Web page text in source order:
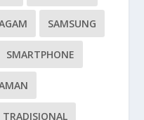
SAMSUNG
SMARTPHONE
TRADISIONAL